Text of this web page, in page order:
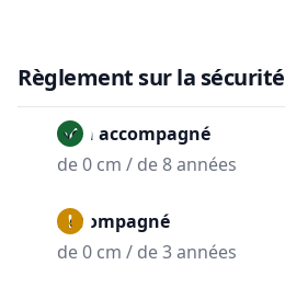
Règlement sur la sécurité
Non accompagné
de 0 cm / de 8 années
Accompagné
de 0 cm / de 3 années